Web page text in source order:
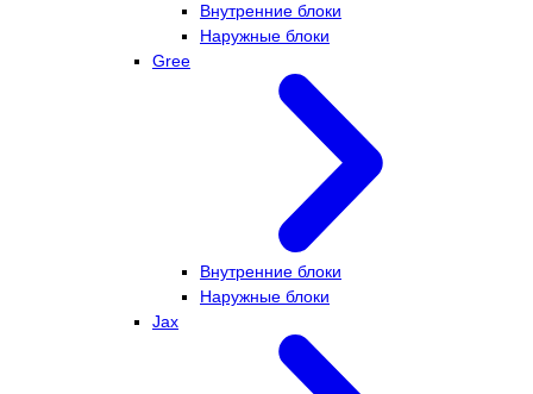
Внутренние блоки
Наружные блоки
Gree
Внутренние блоки
Наружные блоки
Jax